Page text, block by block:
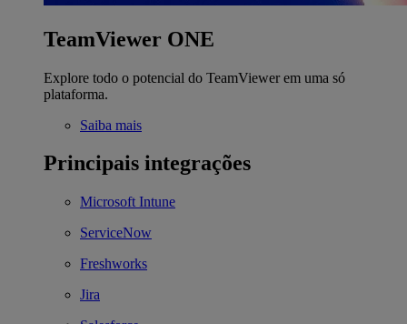
TeamViewer ONE
Explore todo o potencial do TeamViewer em uma só
plataforma.
Saiba mais
Principais integrações
Microsoft Intune
ServiceNow
Freshworks
Jira